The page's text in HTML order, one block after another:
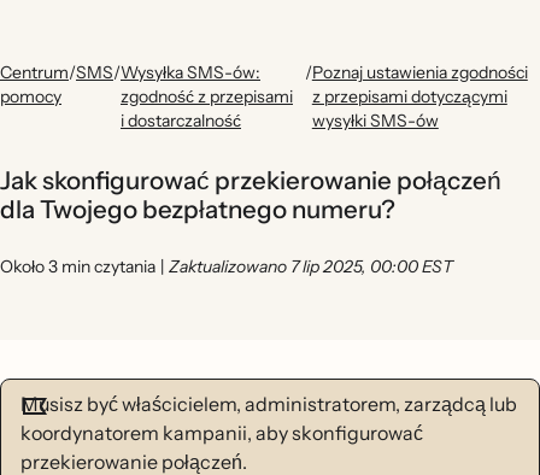
Centrum
pomocy
/SMS/Wysyłka SMS-ów:
zgodność z przepisami
i dostarczalność
/Poznaj ustawienia zgodności
z przepisami dotyczącymi
wysyłki SMS-ów
Jak skonfigurować przekierowanie połączeń
dla Twojego bezpłatnego numeru?
Około 3 min czytania | Zaktualizowano 7 lip 2025, 00:00 EST
Musisz być właścicielem, administratorem, zarządcą lub
koordynatorem kampanii, aby skonfigurować
przekierowanie połączeń.